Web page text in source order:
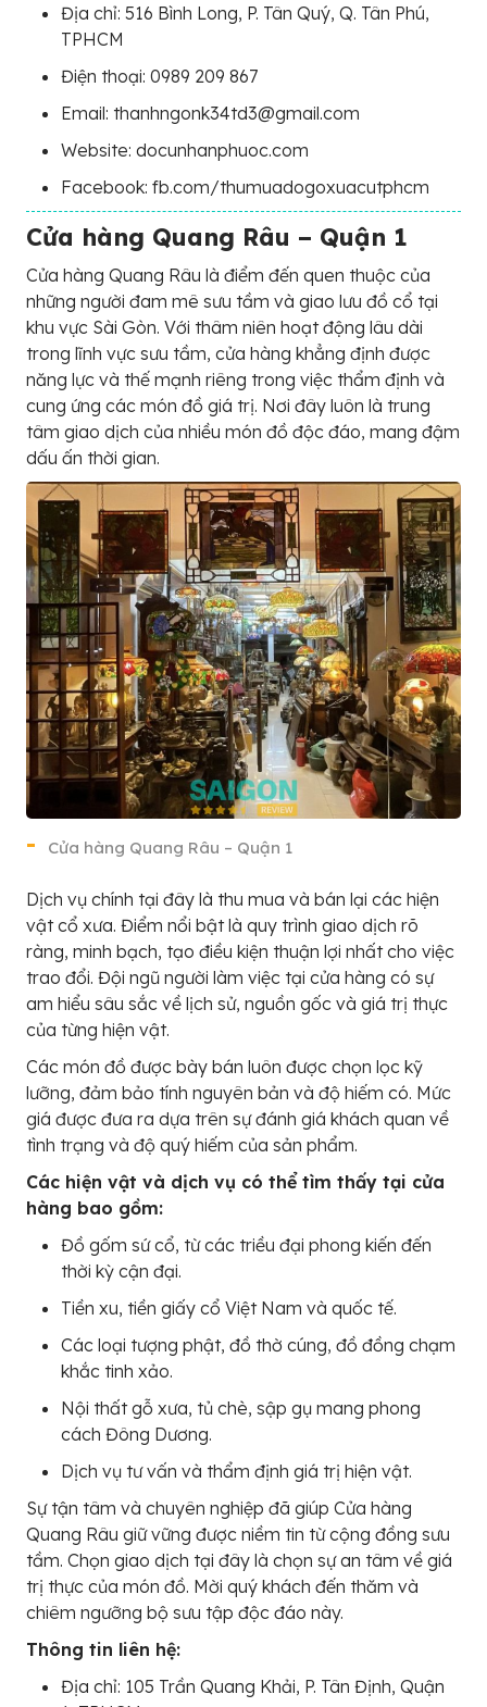
Địa chỉ: 516 Bình Long, P. Tân Quý, Q. Tân Phú,
TPHCM
Điện thoại: 0989 209 867
Email: thanhngonk34td3@gmail.com
Website: docunhanphuoc.com
Facebook: fb.com/thumuadogoxuacutphcm
Cửa hàng Quang Râu – Quận 1
Cửa hàng Quang Râu là điểm đến quen thuộc của
những người đam mê sưu tầm và giao lưu đồ cổ tại
khu vực Sài Gòn. Với thâm niên hoạt động lâu dài
trong lĩnh vực sưu tầm, cửa hàng khẳng định được
năng lực và thế mạnh riêng trong việc thẩm định và
cung ứng các món đồ giá trị. Nơi đây luôn là trung
tâm giao dịch của nhiều món đồ độc đáo, mang đậm
dấu ấn thời gian.
Cửa hàng Quang Râu – Quận 1
Dịch vụ chính tại đây là thu mua và bán lại các hiện
vật cổ xưa. Điểm nổi bật là quy trình giao dịch rõ
ràng, minh bạch, tạo điều kiện thuận lợi nhất cho việc
trao đổi. Đội ngũ người làm việc tại cửa hàng có sự
am hiểu sâu sắc về lịch sử, nguồn gốc và giá trị thực
của từng hiện vật.
Các món đồ được bày bán luôn được chọn lọc kỹ
lưỡng, đảm bảo tính nguyên bản và độ hiếm có. Mức
giá được đưa ra dựa trên sự đánh giá khách quan về
tình trạng và độ quý hiếm của sản phẩm.
Các hiện vật và dịch vụ có thể tìm thấy tại cửa
hàng bao gồm:
Đồ gốm sứ cổ, từ các triều đại phong kiến đến
thời kỳ cận đại.
Tiền xu, tiền giấy cổ Việt Nam và quốc tế.
Các loại tượng phật, đồ thờ cúng, đồ đồng chạm
khắc tinh xảo.
Nội thất gỗ xưa, tủ chè, sập gụ mang phong
cách Đông Dương.
Dịch vụ tư vấn và thẩm định giá trị hiện vật.
Sự tận tâm và chuyên nghiệp đã giúp Cửa hàng
Quang Râu giữ vững được niềm tin từ cộng đồng sưu
tầm. Chọn giao dịch tại đây là chọn sự an tâm về giá
trị thực của món đồ. Mời quý khách đến thăm và
chiêm ngưỡng bộ sưu tập độc đáo này.
Thông tin liên hệ:
Địa chỉ: 105 Trần Quang Khải, P. Tân Định, Quận